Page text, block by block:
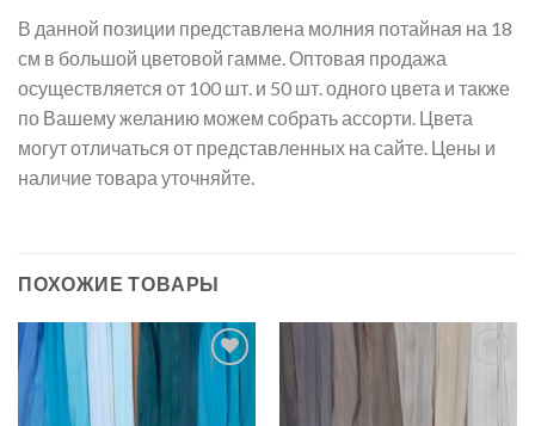
В данной позиции представлена молния потайная на 18
см в большой цветовой гамме. Оптовая продажа
осуществляется от 100 шт. и 50 шт. одного цвета и также
по Вашему желанию можем собрать ассорти. Цвета
могут отличаться от представленных на сайте. Цены и
наличие товара уточняйте.
ПОХОЖИЕ ТОВАРЫ
желаний